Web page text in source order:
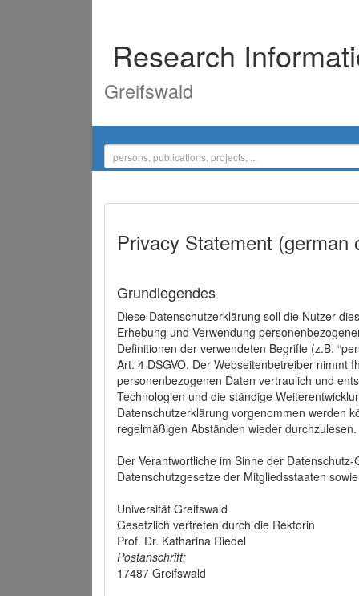
Research
Greifswald
Privacy Statement (german
Grundlegendes
Diese Datenschutzerklärung soll die Nutzer
Erhebung und Verwendung
Definitionen der verwendeten Begriffe (z.B.
Art. 4 DSGVO. Der Webseitenbetreiber nimmt
personenbezogenen Daten vertraulich und
Technologien und die ständige
Datenschutzerklärung vorgenommen werden
regelmäßigen Abständen wieder durchzulesen.
Der Verantwortliche im Sinne der
Datenschutzgesetze der Mitgliedsstaaten
Universität Greifswald
Gesetzlich vertreten durch die Rektorin
Prof. Dr. Katharina Riedel
Postanschrift:
17487 Greifswald